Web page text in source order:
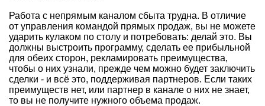
Работа с непрямым каналом сбыта трудна. В отличие
от управления командой прямых продаж, вы не можете
ударить кулаком по столу и потребовать: делай это. Вы
должны выстроить программу, сделать ее прибыльной
для обеих сторон, рекламировать преимущества,
чтобы о них узнали, прежде чем можно будет заключить
сделки - и всё это, поддерживая партнеров. Если таких
преимуществ нет, или партнер в канале о них не знает,
то вы не получите нужного объема продаж.